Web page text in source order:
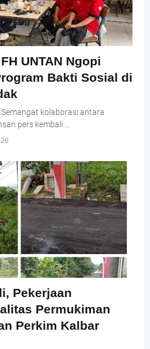
UNTAN Ngopi
Bakti Sosial di
kolaborasi antara
pers kembali …
Pekerjaan
Permukiman
Perkim Kalbar